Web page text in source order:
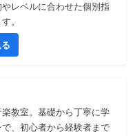
レベルに合わせた個別指
。
教室。基礎から丁寧に学
、初心者から経験者まで